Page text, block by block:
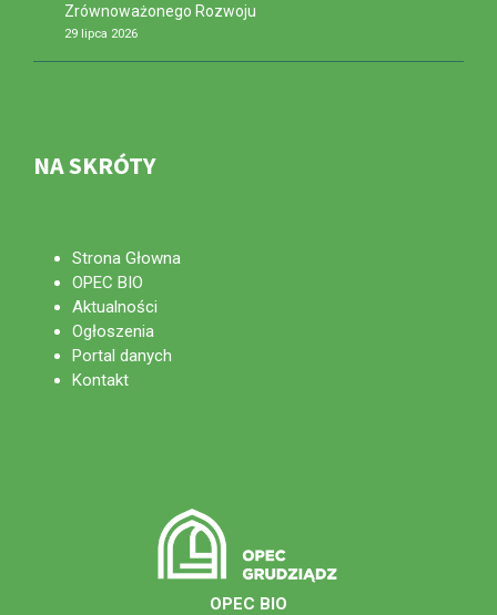
Zrównoważonego Rozwoju
29 lipca 2026
NA SKRÓTY
Strona Głowna
OPEC BIO
Aktualności
Ogłoszenia
Portal danych
Kontakt
OPEC BIO